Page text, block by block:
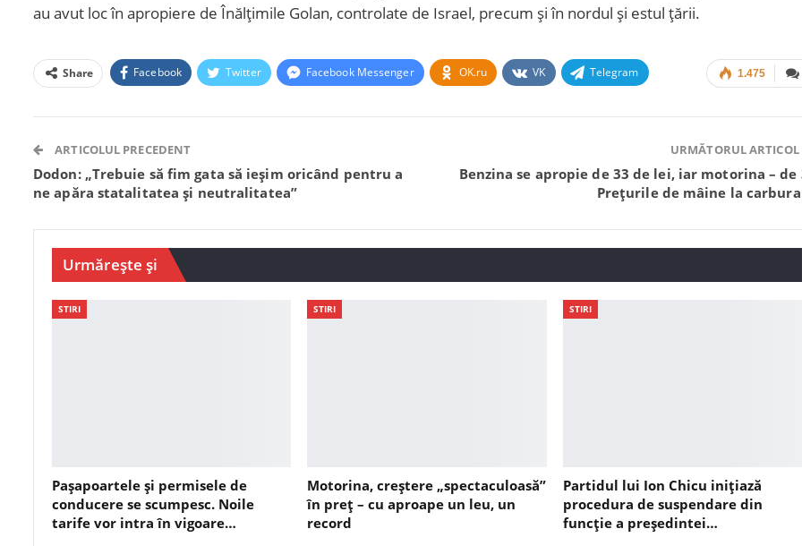
au avut loc în apropiere de Înălțimile Golan, controlate de Israel, precum și în nordul și estul țării.
1.475
Share Facebook Twitter Facebook Messenger OK.ru VK Telegram
ARTICOLUL PRECEDENT
Dodon: „Trebuie să fim gata să ieșim oricând pentru a
ne apăra statalitatea și neutralitatea”
URMĂTORUL ARTICOL
Benzina se apropie de 33 de lei, iar motorina – de
Prețurile de mâine la
Urmărește și
STIRI
Pașapoartele și permisele de
conducere se scumpesc. Noile
tarife vor intra în vigoare…
STIRI
Motorina, creștere „spectaculoasă”
în preț – cu aproape un leu, un
record
STIRI
Partidul lui Ion Chicu inițiază
procedura de suspendare din
funcție a președintei…